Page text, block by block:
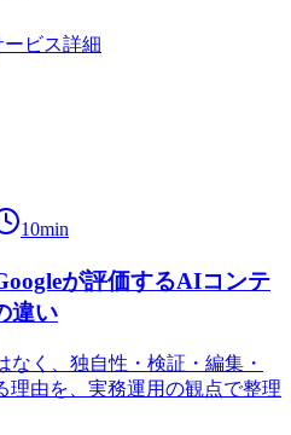
ービス詳細
10min
が評価するAIコンテ
違い
く、独自性・検証・編集・
理由を、実務運用の観点で整理